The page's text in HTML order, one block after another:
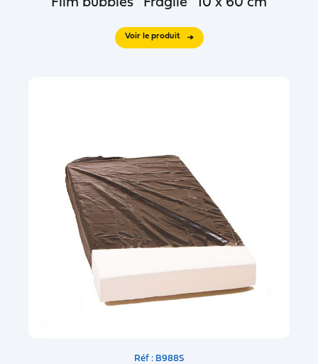
Film bubbles “Fragile” 10 x 60 cm
Voir le produit
Réf : B988S